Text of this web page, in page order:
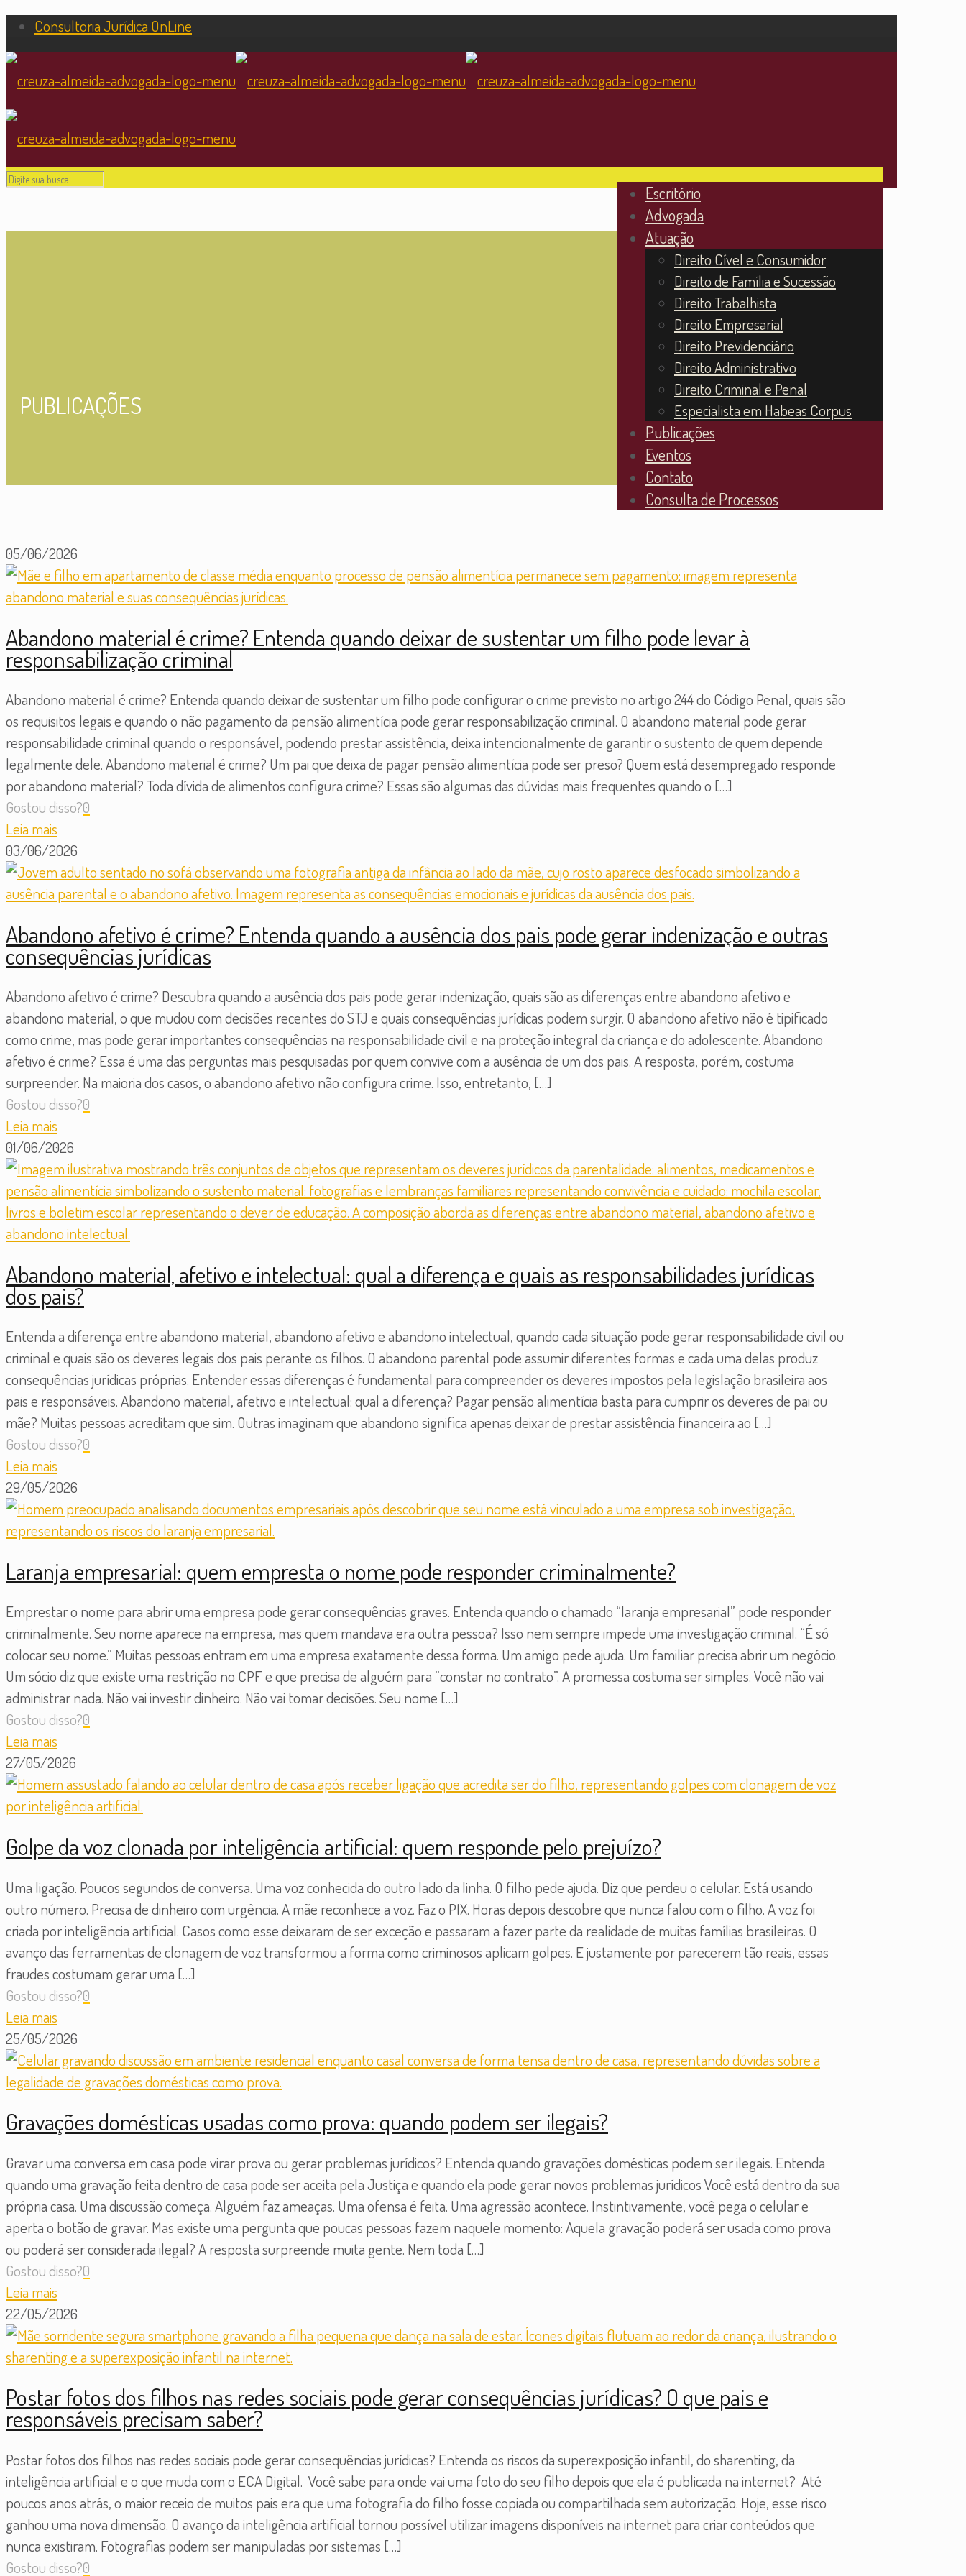
Consultoria Jurídica OnLine
Escritório
Advogada
Atuação
Direito Cível e Consumidor
Direito de Família e Sucessão
Direito Trabalhista
Direito Empresarial
Direito Previdenciário
Direito Administrativo
Direito Criminal e Penal
Especialista em Habeas Corpus
Publicações
Eventos
Contato
Consulta de Processos
PUBLICAÇÕES
05/06/2026
Abandono material é crime? Entenda quando deixar de sustentar um filho pode levar à
responsabilização criminal
Abandono material é crime? Entenda quando deixar de sustentar um filho pode configurar o crime previsto no artigo 244 do Código Penal, quais são
os requisitos legais e quando o não pagamento da pensão alimentícia pode gerar responsabilização criminal. O abandono material pode gerar
responsabilidade criminal quando o responsável, podendo prestar assistência, deixa intencionalmente de garantir o sustento de quem depende
legalmente dele. Abandono material é crime? Um pai que deixa de pagar pensão alimentícia pode ser preso? Quem está desempregado responde
por abandono material? Toda dívida de alimentos configura crime? Essas são algumas das dúvidas mais frequentes quando o […]
Gostou disso?0
Leia mais
03/06/2026
Abandono afetivo é crime? Entenda quando a ausência dos pais pode gerar indenização e outras
consequências jurídicas
Abandono afetivo é crime? Descubra quando a ausência dos pais pode gerar indenização, quais são as diferenças entre abandono afetivo e
abandono material, o que mudou com decisões recentes do STJ e quais consequências jurídicas podem surgir. O abandono afetivo não é tipificado
como crime, mas pode gerar importantes consequências na responsabilidade civil e na proteção integral da criança e do adolescente. Abandono
afetivo é crime? Essa é uma das perguntas mais pesquisadas por quem convive com a ausência de um dos pais. A resposta, porém, costuma
surpreender. Na maioria dos casos, o abandono afetivo não configura crime. Isso, entretanto, […]
Gostou disso?0
Leia mais
01/06/2026
Abandono material, afetivo e intelectual: qual a diferença e quais as responsabilidades jurídicas
dos pais?
Entenda a diferença entre abandono material, abandono afetivo e abandono intelectual, quando cada situação pode gerar responsabilidade civil ou
criminal e quais são os deveres legais dos pais perante os filhos. O abandono parental pode assumir diferentes formas e cada uma delas produz
consequências jurídicas próprias. Entender essas diferenças é fundamental para compreender os deveres impostos pela legislação brasileira aos
pais e responsáveis. Abandono material, afetivo e intelectual: qual a diferença? Pagar pensão alimentícia basta para cumprir os deveres de pai ou
mãe? Muitas pessoas acreditam que sim. Outras imaginam que abandono significa apenas deixar de prestar assistência financeira ao […]
Gostou disso?0
Leia mais
29/05/2026
Laranja empresarial: quem empresta o nome pode responder criminalmente?
Emprestar o nome para abrir uma empresa pode gerar consequências graves. Entenda quando o chamado “laranja empresarial” pode responder
criminalmente. Seu nome aparece na empresa, mas quem mandava era outra pessoa? Isso nem sempre impede uma investigação criminal. “É só
colocar seu nome.” Muitas pessoas entram em uma empresa exatamente dessa forma. Um amigo pede ajuda. Um familiar precisa abrir um negócio.
Um sócio diz que existe uma restrição no CPF e que precisa de alguém para “constar no contrato”. A promessa costuma ser simples. Você não vai
administrar nada. Não vai investir dinheiro. Não vai tomar decisões. Seu nome […]
Gostou disso?0
Leia mais
27/05/2026
Golpe da voz clonada por inteligência artificial: quem responde pelo prejuízo?
Uma ligação. Poucos segundos de conversa. Uma voz conhecida do outro lado da linha. O filho pede ajuda. Diz que perdeu o celular. Está usando
outro número. Precisa de dinheiro com urgência. A mãe reconhece a voz. Faz o PIX. Horas depois descobre que nunca falou com o filho. A voz foi
criada por inteligência artificial. Casos como esse deixaram de ser exceção e passaram a fazer parte da realidade de muitas famílias brasileiras. O
avanço das ferramentas de clonagem de voz transformou a forma como criminosos aplicam golpes. E justamente por parecerem tão reais, essas
fraudes costumam gerar uma […]
Gostou disso?0
Leia mais
25/05/2026
Gravações domésticas usadas como prova: quando podem ser ilegais?
Gravar uma conversa em casa pode virar prova ou gerar problemas jurídicos? Entenda quando gravações domésticas podem ser ilegais. Entenda
quando uma gravação feita dentro de casa pode ser aceita pela Justiça e quando ela pode gerar novos problemas jurídicos Você está dentro da sua
própria casa. Uma discussão começa. Alguém faz ameaças. Uma ofensa é feita. Uma agressão acontece. Instintivamente, você pega o celular e
aperta o botão de gravar. Mas existe uma pergunta que poucas pessoas fazem naquele momento: Aquela gravação poderá ser usada como prova
ou poderá ser considerada ilegal? A resposta surpreende muita gente. Nem toda […]
Gostou disso?0
Leia mais
22/05/2026
Postar fotos dos filhos nas redes sociais pode gerar consequências jurídicas? O que pais e
responsáveis precisam saber?
Postar fotos dos filhos nas redes sociais pode gerar consequências jurídicas? Entenda os riscos da superexposição infantil, do sharenting, da
inteligência artificial e o que muda com o ECA Digital. Você sabe para onde vai uma foto do seu filho depois que ela é publicada na internet? Até
poucos anos atrás, o maior receio de muitos pais era que uma fotografia do filho fosse copiada ou compartilhada sem autorização. Hoje, esse risco
ganhou uma nova dimensão. O avanço da inteligência artificial tornou possível utilizar imagens disponíveis na internet para criar conteúdos que
nunca existiram. Fotografias podem ser manipuladas por sistemas […]
Gostou disso?0